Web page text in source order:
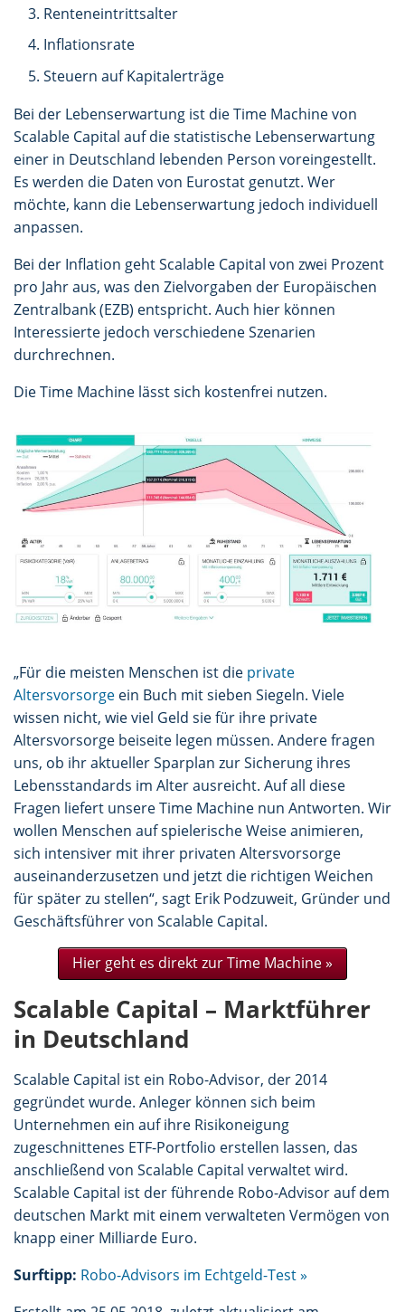
Renteneintrittsalter
Inflationsrate
Steuern auf Kapitalerträge
Bei der Lebenserwartung ist die Time Machine von
Scalable Capital auf die statistische Lebenserwartung
einer in Deutschland lebenden Person voreingestellt.
Es werden die Daten von Eurostat genutzt. Wer
möchte, kann die Lebenserwartung jedoch individuell
anpassen.
Bei der Inflation geht Scalable Capital von zwei Prozent
pro Jahr aus, was den Zielvorgaben der Europäischen
Zentralbank (EZB) entspricht. Auch hier können
Interessierte jedoch verschiedene Szenarien
durchrechnen.
Die Time Machine lässt sich kostenfrei nutzen.
„Für die meisten Menschen ist die private
Altersvorsorge ein Buch mit sieben Siegeln. Viele
wissen nicht, wie viel Geld sie für ihre private
Altersvorsorge beiseite legen müssen. Andere fragen
uns, ob ihr aktueller Sparplan zur Sicherung ihres
Lebensstandards im Alter ausreicht. Auf all diese
Fragen liefert unsere Time Machine nun Antworten. Wir
wollen Menschen auf spielerische Weise animieren,
sich intensiver mit ihrer privaten Altersvorsorge
auseinanderzusetzen und jetzt die richtigen Weichen
für später zu stellen“, sagt Erik Podzuweit, Gründer und
Geschäftsführer von Scalable Capital.
Hier geht es direkt zur Time Machine »
Scalable Capital – Marktführer
in Deutschland
Scalable Capital ist ein Robo-Advisor, der 2014
gegründet wurde. Anleger können sich beim
Unternehmen ein auf ihre Risikoneigung
zugeschnittenes ETF-Portfolio erstellen lassen, das
anschließend von Scalable Capital verwaltet wird.
Scalable Capital ist der führende Robo-Advisor auf dem
deutschen Markt mit einem verwalteten Vermögen von
knapp einer Milliarde Euro.
Surftipp: Robo-Advisors im Echtgeld-Test »